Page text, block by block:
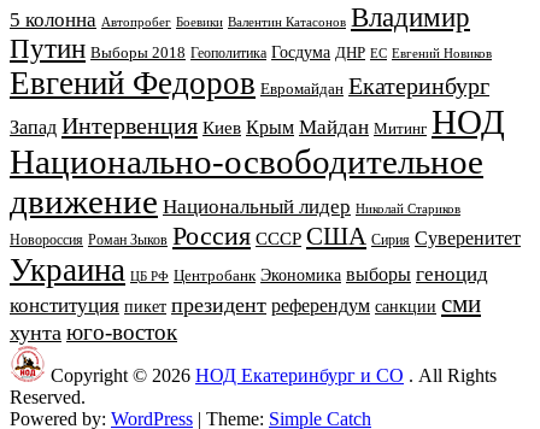
5 колонна Автопробег Боевики Валентин Катасонов Владимир
Путин Выборы 2018 Геополитика Госдума ДНР ЕС Евгений Новиков
Евгений Федоров Евромайдан Екатеринбург
Запад Интервенция Киев Крым Майдан Митинг НОД
Национально-освободительное
движение Национальный лидер Николай Стариков
Новороссия Роман Зыков Россия СССР США Сирия Суверенитет
Украина ЦБ РФ Центробанк Экономика выборы геноцид
конституция пикет президент референдум санкции сми
хунта юго-восток
Copyright © 2026 НОД Екатеринбург и СО . All Rights
Reserved.
Powered by: WordPress | Theme: Simple Catch